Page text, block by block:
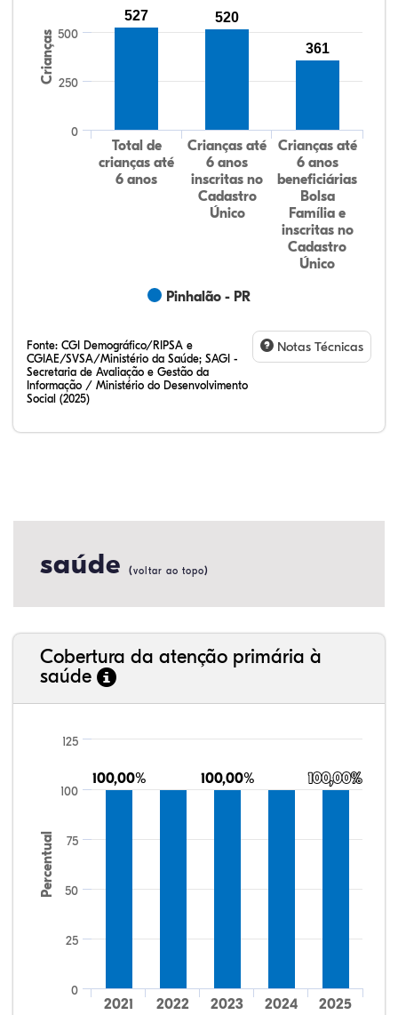
Crianças
Pinhalão - PR
Total de
crianças até
6 anos
Crianças até
6 anos
inscritas no
Cadastro
Único
Crianças até
6 anos
beneficiárias
Bolsa
Família e
inscritas no
Cadastro
Único
0
250
500
527
520
361
Fonte: CGI Demográfico/RIPSA e
CGIAE/SVSA/Ministério da Saúde; SAGI -
Secretaria de Avaliação e Gestão da
Informação / Ministério do Desenvolvimento
Social (2025)
Notas Técnicas
saúde (voltar ao topo)
Cobertura da atenção primária à
saúde
Percentual
100,00%
100,00% 100,00%
100,00% 100,00%
100,00%
2021 2022 2023 2024 2025
0
25
50
75
100
125